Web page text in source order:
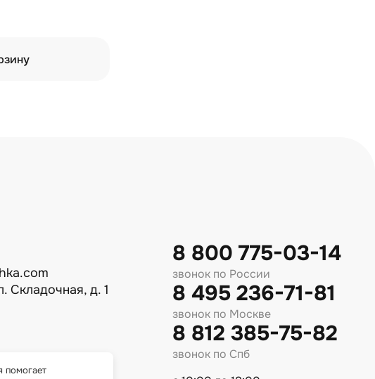
Складочная, д. 1
8 800 775-03-14
звонок по России
8 495 236-71-81
звонок по Москве
8 812 385-75-82
звонок по Спб
помогает